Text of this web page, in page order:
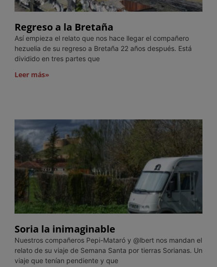
Regreso a la Bretaña
Así empieza el relato que nos hace llegar el compañero
hezuelia de su regreso a Bretaña 22 años después. Está
dividido en tres partes que
Leer más»
Soria la inimaginable
Nuestros compañeros Pepi-Mataró y @lbert nos mandan el
relato de su viaje de Semana Santa por tierras Sorianas. Un
viaje que tenían pendiente y que